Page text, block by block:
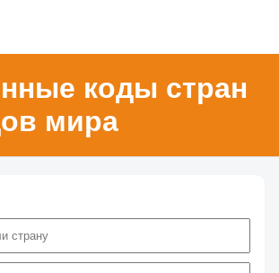
коды стран
мира